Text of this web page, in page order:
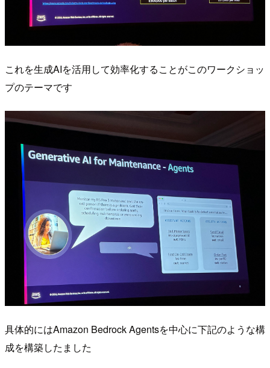
これを生成AIを活用して効率化することがこのワークショッ
プのテーマです
具体的にはAmazon Bedrock Agentsを中心に下記のような構
成を構築したました